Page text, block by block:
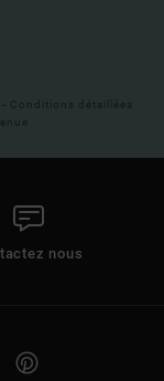
Conditions détaillées
nous